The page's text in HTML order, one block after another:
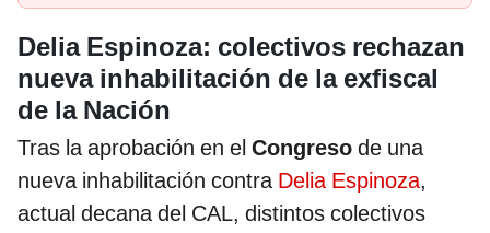
Delia Espinoza: colectivos rechazan
nueva inhabilitación de la exfiscal
de la Nación
Tras la aprobación en el Congreso de una
nueva inhabilitación contra Delia Espinoza,
actual decana del CAL, distintos colectivos